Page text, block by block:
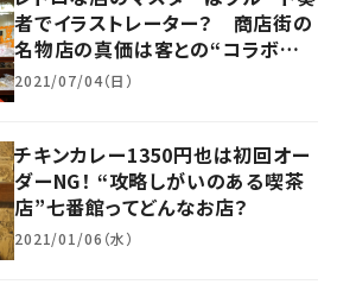
者でイラストレーター？ 商店街の
名物店の真価は客との“コラボレー
ション”にあった 大阪・天王寺区
2021/07/04（日）
チキンカレー1350円也は初回オー
ダーNG！ “攻略しがいのある喫茶
店”七番館ってどんなお店？
2021/01/06（水）